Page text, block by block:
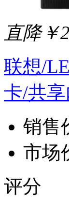
直降￥
联想/
卡/共享
销售
市场
评分